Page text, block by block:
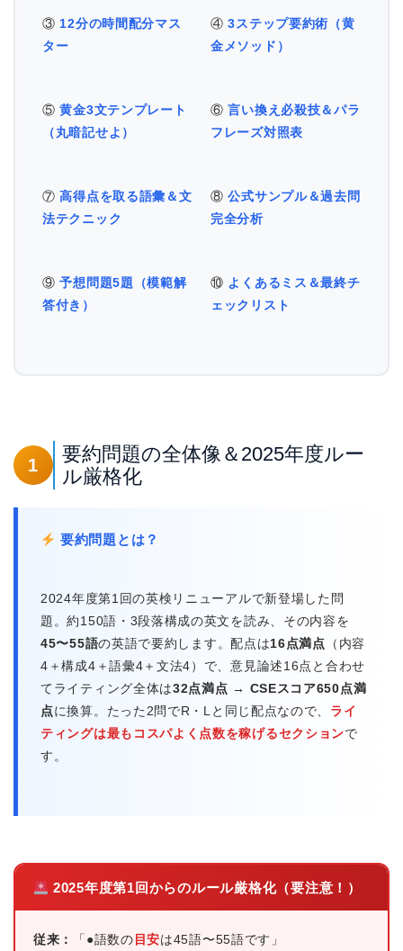
③ 12分の時間配分マス
ター
④3ステップ要約術（黄
金メソッド）
⑤黄金3文テンプレート
（丸暗記せよ）
⑥言い換え必殺技＆パラ
フレーズ対照表
⑦高得点を取る語彙＆文
法テクニック
⑧公式サンプル＆過去問
完全分析
⑨予想問題5題（模範解
答付き）
⑩ よくあるミス＆最終チ
ェックリスト
1
要約問題の全体像＆2025年度ルー
ル厳格化
要約問題とは？
2024年度第1回の英検リニューアルで新登場した問
題。約150語・3段落構成の英文を読み、その内容を
45〜55語の英語で要約します。配点は16点満点 （内容
4＋構成4＋語彙4＋文法4）で、意見論述16点と合わせ
てライティング全体は32点満点 → CSEスコア650点満
点に換算。たった2問でR・Lと同じ配点なので、 ライ
ティングは最もコスパよく点数を稼げるセクションで
す。
2025年度第1回からのルール厳格化（要注意！）
従来： 「●語数の 目安は45語〜55語です」